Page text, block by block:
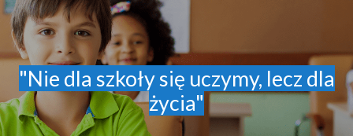
"Nie dla szkoły się uczymy, lecz dla
życia"